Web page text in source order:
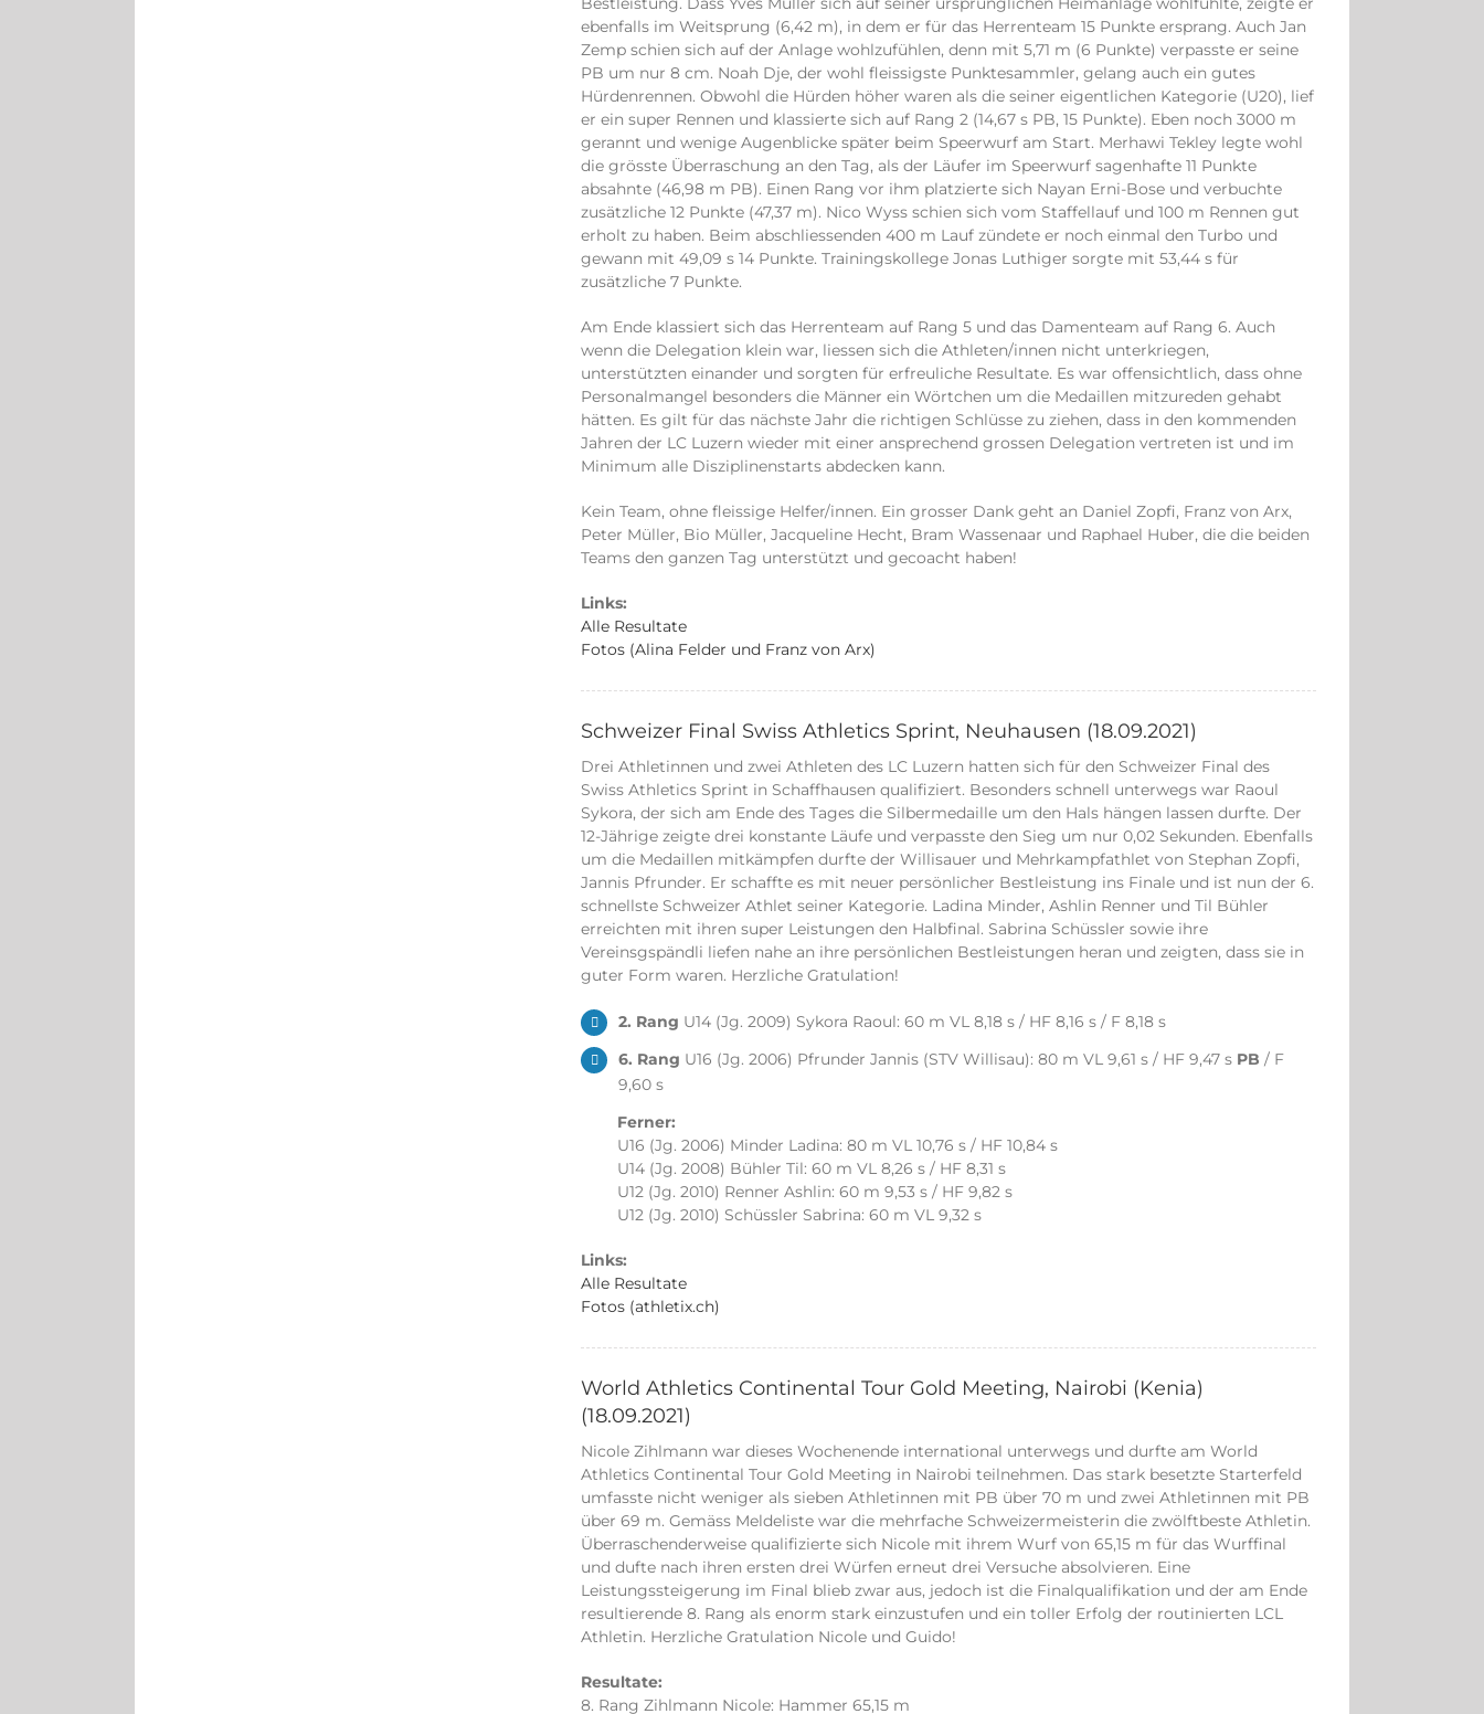
ebenfalls im Weitsprung (6,42 m), in dem er für das Herrenteam 15 Punkte ersprang. Auch Jan
Zemp schien sich auf der Anlage wohlzufühlen, denn mit 5,71 m (6 Punkte) verpasste er seine
PB um nur 8 cm. Noah Dje, der wohl fleissigste Punktesammler, gelang auch ein gutes
Hürdenrennen. Obwohl die Hürden höher waren als die seiner eigentlichen Kategorie (U20), lief
er ein super Rennen und klassierte sich auf Rang 2 (14,67 s PB, 15 Punkte). Eben noch 3000 m
gerannt und wenige Augenblicke später beim Speerwurf am Start. Merhawi Tekley legte wohl
die grösste Überraschung an den Tag, als der Läufer im Speerwurf sagenhafte 11 Punkte
absahnte (46,98 m PB). Einen Rang vor ihm platzierte sich Nayan Erni-Bose und verbuchte
zusätzliche 12 Punkte (47,37 m). Nico Wyss schien sich vom Staffellauf und 100 m Rennen gut
erholt zu haben. Beim abschliessenden 400 m Lauf zündete er noch einmal den Turbo und
gewann mit 49,09 s 14 Punkte. Trainingskollege Jonas Luthiger sorgte mit 53,44 s für
zusätzliche 7 Punkte.
Am Ende klassiert sich das Herrenteam auf Rang 5 und das Damenteam auf Rang 6. Auch
wenn die Delegation klein war, liessen sich die Athleten/innen nicht unterkriegen,
unterstützten einander und sorgten für erfreuliche Resultate. Es war offensichtlich, dass ohne
Personalmangel besonders die Männer ein Wörtchen um die Medaillen mitzureden gehabt
hätten. Es gilt für das nächste Jahr die richtigen Schlüsse zu ziehen, dass in den kommenden
Jahren der LC Luzern wieder mit einer ansprechend grossen Delegation vertreten ist und im
Minimum alle Disziplinenstarts abdecken kann.
Kein Team, ohne fleissige Helfer/innen. Ein grosser Dank geht an Daniel Zopfi, Franz von Arx,
Peter Müller, Bio Müller, Jacqueline Hecht, Bram Wassenaar und Raphael Huber, die die beiden
Teams den ganzen Tag unterstützt und gecoacht haben!
Links:
Alle Resultate
Fotos (Alina Felder und Franz von Arx)
Schweizer Final Swiss Athletics Sprint, Neuhausen (18.09.2021)
Drei Athletinnen und zwei Athleten des LC Luzern hatten sich für den Schweizer Final des
Swiss Athletics Sprint in Schaffhausen qualifiziert. Besonders schnell unterwegs war Raoul
Sykora, der sich am Ende des Tages die Silbermedaille um den Hals hängen lassen durfte. Der
12-Jährige zeigte drei konstante Läufe und verpasste den Sieg um nur 0,02 Sekunden. Ebenfalls
um die Medaillen mitkämpfen durfte der Willisauer und Mehrkampfathlet von Stephan Zopfi,
Jannis Pfrunder. Er schaffte es mit neuer persönlicher Bestleistung ins Finale und ist nun der 6.
schnellste Schweizer Athlet seiner Kategorie. Ladina Minder, Ashlin Renner und Til Bühler
erreichten mit ihren super Leistungen den Halbfinal. Sabrina Schüssler sowie ihre
Vereinsgspändli liefen nahe an ihre persönlichen Bestleistungen heran und zeigten, dass sie in
guter Form waren. Herzliche Gratulation!
2. Rang U14 (Jg. 2009) Sykora Raoul: 60 m VL 8,18 s / HF 8,16 s / F 8,18 s
6. Rang U16 (Jg. 2006) Pfrunder Jannis (STV Willisau): 80 m VL 9,61 s / HF 9,47 s PB / F
9,60 s
Ferner:
U16 (Jg. 2006) Minder Ladina: 80 m VL 10,76 s / HF 10,84 s
U14 (Jg. 2008) Bühler Til: 60 m VL 8,26 s / HF 8,31 s
U12 (Jg. 2010) Renner Ashlin: 60 m 9,53 s / HF 9,82 s
U12 (Jg. 2010) Schüssler Sabrina: 60 m VL 9,32 s
Links:
Alle Resultate
Fotos (athletix.ch)
World Athletics Continental Tour Gold Meeting, Nairobi (Kenia)
(18.09.2021)
Nicole Zihlmann war dieses Wochenende international unterwegs und durfte am World
Athletics Continental Tour Gold Meeting in Nairobi teilnehmen. Das stark besetzte Starterfeld
umfasste nicht weniger als sieben Athletinnen mit PB über 70 m und zwei Athletinnen mit PB
über 69 m. Gemäss Meldeliste war die mehrfache Schweizermeisterin die zwölftbeste Athletin.
Überraschenderweise qualifizierte sich Nicole mit ihrem Wurf von 65,15 m für das Wurffinal
und dufte nach ihren ersten drei Würfen erneut drei Versuche absolvieren. Eine
Leistungssteigerung im Final blieb zwar aus, jedoch ist die Finalqualifikation und der am Ende
resultierende 8. Rang als enorm stark einzustufen und ein toller Erfolg der routinierten LCL
Athletin. Herzliche Gratulation Nicole und Guido!
Resultate:
8. Rang Zihlmann Nicole: Hammer 65,15 m